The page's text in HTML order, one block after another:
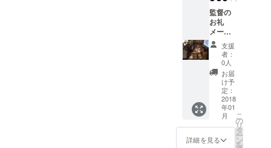
ターハ
ンター
のキル
ア役の
声優、
三橋加
奈子さ
んの写
真つき
サイン
奇跡の
クリス
マス 劇
場無料
招待
監督の
お礼
メール
監督、
好きな
主演女
優俳優
のサイ
ン エン
ドロー
ルクレ
ジット
監督の
CDプレ
支援
者：
0人
お届
け予
定：
2018
年01
月
詳細を見る
こ
の
リ
タ
ー
ン
を